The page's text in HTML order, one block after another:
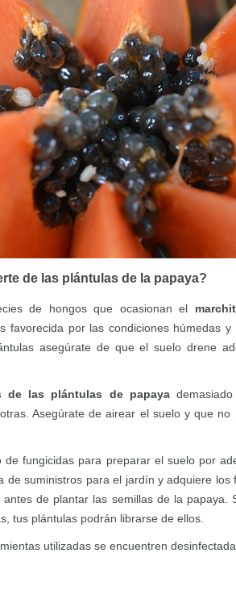
de las plántulas de la papaya?
de hongos que ocasionan el
favorecida por las condiciones húmedas y
asegúrate de que el suelo drene
de las plántulas de papaya
Asegúrate de airear el suelo y que no
de fungicidas para preparar el suelo por
de suministros para el jardín y adquiere los
de plantar las semillas de la papaya.
tus plántulas podrán librarse de ellos.
utilizadas se encuentren